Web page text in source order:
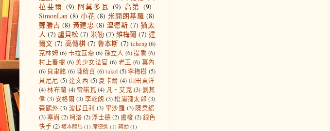
拉斐爾 (9) 阿莫多瓦 (9) 高第 (9)
SimonLan (8) 小花 (8) 米開朗基羅 (8)
鄭勝吉 (8) 黃建忠 (8) 溫德斯 (7) 猶太
人 (7) 盧貝松 (7) 米勒 (7) 維梅爾 (7) 達
爾文 (7) 高傳棋 (7) 魯本斯 (7) icheng(6)
克林姆 (6) 卡拉瓦喬 (6) 孫立人 (6)提香 (6)
村上春樹 (6) 美少女法官 (6) 老王 (6) 莫內
(6) 貝聿銘 (6) 陳綺貞 (6) takol (5)李梅樹 (5)
貝尼尼 (5) 達文西 (5) 夏卡爾 (4) 山田東洋
(4)林布蘭 (4) 雷諾瓦 (4) 凡‧艾克 (3) 劉其
偉 (3)安格爾 (3) 李乾朗 (3)松浦彌太郎 (3)
森鷗外 (3) 波提且利 (3) 畢沙羅 (3) 陳柔縉
(3)塞尚 (2)柯洛 (2)浮士德 (2) 盧梭 (2)銀色
快手 (2) 坂本龍馬 (1) 席德進 (1) 蔣勳 (1)